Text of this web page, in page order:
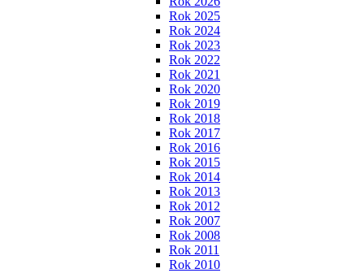
Rok 2025
Rok 2024
Rok 2023
Rok 2022
Rok 2021
Rok 2020
Rok 2019
Rok 2018
Rok 2017
Rok 2016
Rok 2015
Rok 2014
Rok 2013
Rok 2012
Rok 2007
Rok 2008
Rok 2011
Rok 2010